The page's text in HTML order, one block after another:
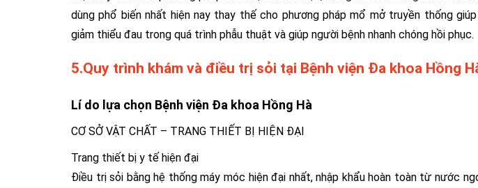
dùng phổ biến nhất hiện nay thay thế cho phương pháp mổ mở truyền thống
giảm thiểu đau trong quá trình phẫu thuật và giúp người bệnh nhanh chóng hồi phục.
5.Quy trình khám và điều trị sỏi tại Bệnh viện Đa khoa Hồng
Lí do lựa chọn Bệnh viện Đa khoa Hồng Hà
CƠ SỞ VẬT CHẤT – TRANG THIẾT BỊ HIỆN ĐẠI
Trang thiết bị y tế hiện đại
Điều trị sỏi bằng hệ thống máy móc hiện đại nhất, nhập khẩu hoàn toàn từ nước